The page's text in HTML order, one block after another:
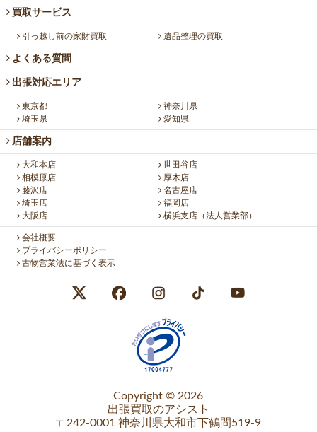
買取サービス
引っ越し前の家財買取 遺品整理の買取
よくある質問
出張対応エリア
東京都
神奈川県
埼玉県
愛知県
店舗案内
大和本店
世田谷店
相模原店
厚木店
藤沢店
名古屋店
埼玉店
福岡店
大阪店
横浜支店（法人営業部）
会社概要
プライバシーポリシー
古物営業法に基づく表示
Copyright © 2026
出張買取のアシスト
〒242-0001 神奈川県大和市下鶴間519-9